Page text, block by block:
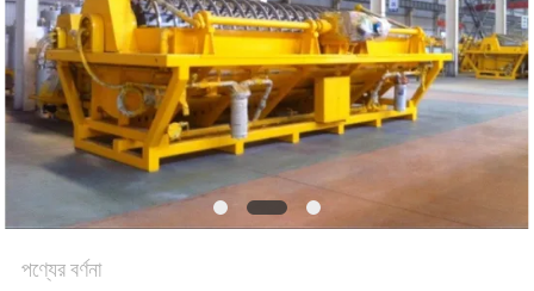
পণ্যের বর্ণনা